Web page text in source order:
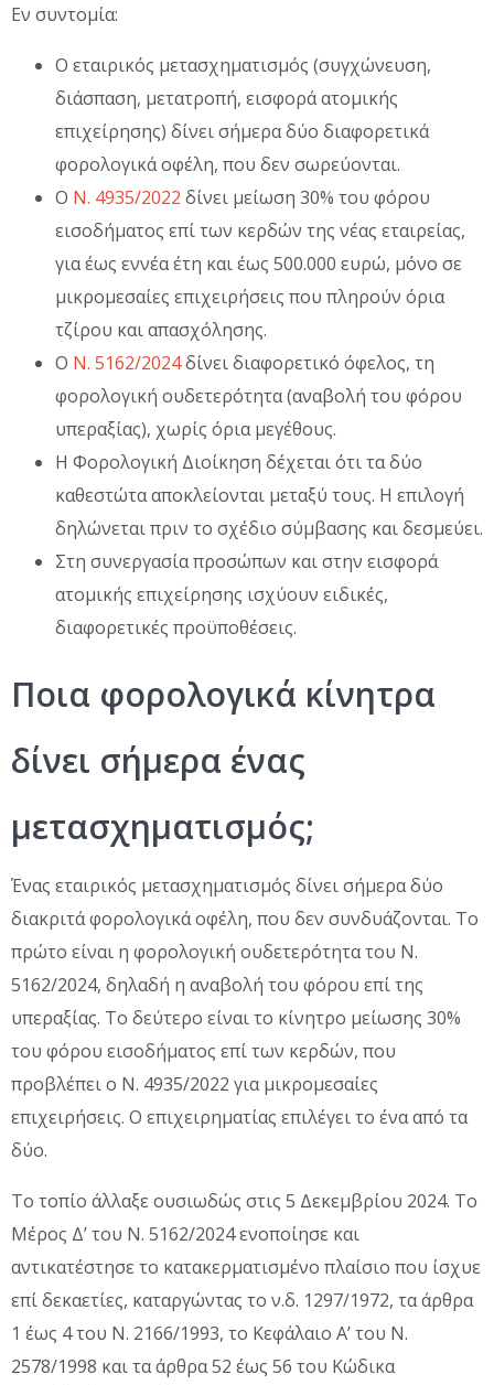
Εν συντομία:
Ο εταιρικός μετασχηματισμός (συγχώνευση,
διάσπαση, μετατροπή, εισφορά ατομικής
επιχείρησης) δίνει σήμερα δύο διαφορετικά
φορολογικά οφέλη, που δεν σωρεύονται.
Ο Ν. 4935/2022 δίνει μείωση 30% του φόρου
εισοδήματος επί των κερδών της νέας εταιρείας,
για έως εννέα έτη και έως 500.000 ευρώ, μόνο σε
μικρομεσαίες επιχειρήσεις που πληρούν όρια
τζίρου και απασχόλησης.
Ο Ν. 5162/2024δίνει διαφορετικό όφελος, τη
φορολογική ουδετερότητα (αναβολή του φόρου
υπεραξίας), χωρίς όρια μεγέθους.
Η Φορολογική Διοίκηση δέχεται ότι τα δύο
καθεστώτα αποκλείονται μεταξύ τους. Η επιλογή
δηλώνεται πριν το σχέδιο σύμβασης και δεσμεύει.
Στη συνεργασία προσώπων και στην εισφορά
ατομικής επιχείρησης ισχύουν ειδικές,
διαφορετικές προϋποθέσεις.
Ποια φορολογικά κίνητρα
δίνει σήμερα ένας
μετασχηματισμός;
Ένας εταιρικός μετασχηματισμός δίνει σήμερα δύο
διακριτά φορολογικά οφέλη, που δεν συνδυάζονται. Το
πρώτο είναι η φορολογική ουδετερότητα του Ν.
5162/2024, δηλαδή η αναβολή του φόρου επί της
υπεραξίας. Το δεύτερο είναι το κίνητρο μείωσης 30%
του φόρου εισοδήματος επί των κερδών, που
προβλέπει ο Ν. 4935/2022 για μικρομεσαίες
επιχειρήσεις. Ο επιχειρηματίας επιλέγει το ένα από τα
δύο.
Το τοπίο άλλαξε ουσιωδώς στις 5 Δεκεμβρίου 2024. Το
Μέρος Δ’ του Ν. 5162/2024 ενοποίησε και
αντικατέστησε το κατακερματισμένο πλαίσιο που ίσχυε
επί δεκαετίες, καταργώντας το ν.δ. 1297/1972, τα άρθρα
1 έως 4 του Ν. 2166/1993, το Κεφάλαιο Α’ του Ν.
2578/1998 και τα άρθρα 52 έως 56 του Κώδικα